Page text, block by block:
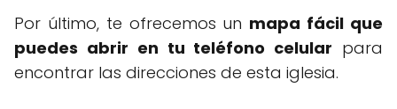
Por último, te ofrecemos un mapa fácil que
puedes abrir en tu teléfono celular para
encontrar las direcciones de esta iglesia.